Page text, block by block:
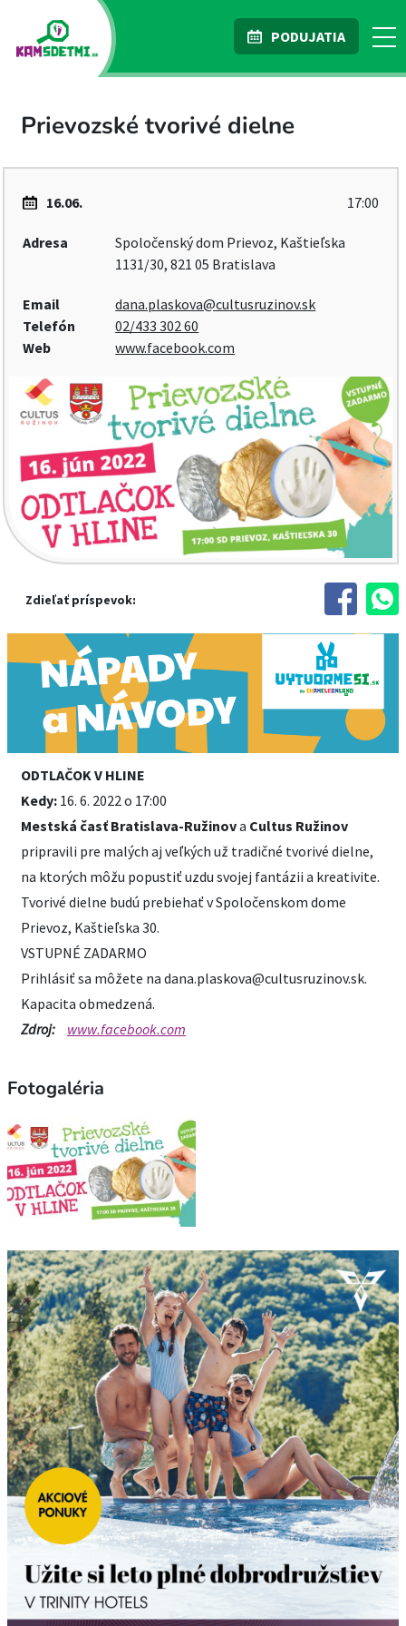
PODUJATIA
Prievozské tvorivé dielne
16.06. 17:00
Adresa
Spoločenský dom Prievoz, Kaštieľska
1131/30, 821 05 Bratislava
Email
dana.plaskova@cultusruzinov.sk
Telefón
02/433 302 60
Web
www.facebook.com
Zdieľať príspevok:
ODTLAČOK V HLINE
Kedy: 16. 6. 2022 o 17:00
Mestská časť Bratislava-Ružinova Cultus Ružinov
pripravili pre malých aj veľkých už tradičné tvorivé dielne,
na ktorých môžu popustiť uzdu svojej fantázii a kreativite.
Tvorivé dielne budú prebiehať v Spoločenskom dome
Prievoz, Kaštieľska 30.
VSTUPNÉ ZADARMO
Prihlásiť sa môžete na dana.plaskova@cultusruzinov.sk.
Kapacita obmedzená.
Zdroj:
www.facebook.com
Fotogaléria